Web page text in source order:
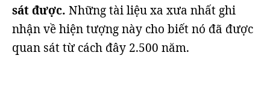
sát được. Những tài liệu xa xưa nhất ghi
nhận về hiện tượng này cho biết nó đã được
quan sát từ cách đây 2.500 năm.